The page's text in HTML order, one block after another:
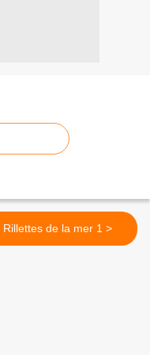
Rillettes de la mer 1 >